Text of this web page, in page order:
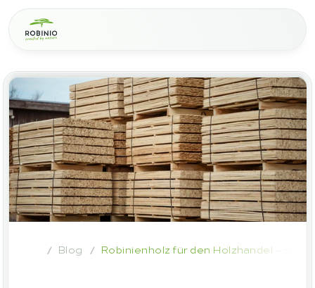
/ Blog / Robinienholz für den Holzhandel –